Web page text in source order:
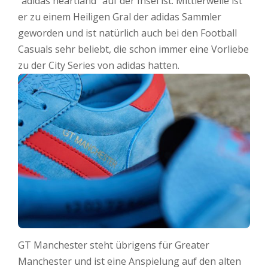
er zu einem Heiligen Gral der adidas Sammler
geworden und ist natürlich auch bei den Football
Casuals sehr beliebt, die schon immer eine Vorliebe
zu der City Series von adidas hatten.
GT Manchester steht übrigens für Greater
Manchester und ist eine Anspielung auf den alten